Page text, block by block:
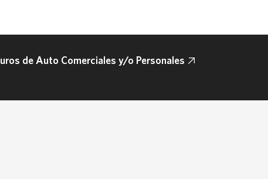
de Auto Comerciales y/o Personales